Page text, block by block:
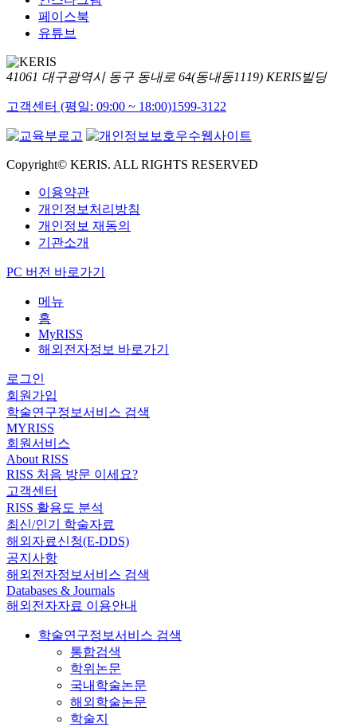
페이스북
유튜브
41061 대구광역시 동구 동내로 64(동내동1119) KERIS빌딩
고객센터 (평일: 09:00 ~ 18:00)1599-3122
Copyright© KERIS. ALL RIGHTS RESERVED
이용약관
개인정보처리방침
개인정보 재동의
기관소개
PC 버전 바로가기
메뉴
홈
MyRISS
해외전자정보 바로가기
로그인
회원가입
학술연구정보서비스 검색
MYRISS
회원서비스
About RISS
RISS 처음 방문 이세요?
고객센터
RISS 활용도 분석
최신/인기 학술자료
해외자료신청(E-DDS)
공지사항
해외전자정보서비스 검색
Databases & Journals
해외전자자료 이용안내
학술연구정보서비스 검색
통합검색
학위논문
국내학술논문
해외학술논문
학술지